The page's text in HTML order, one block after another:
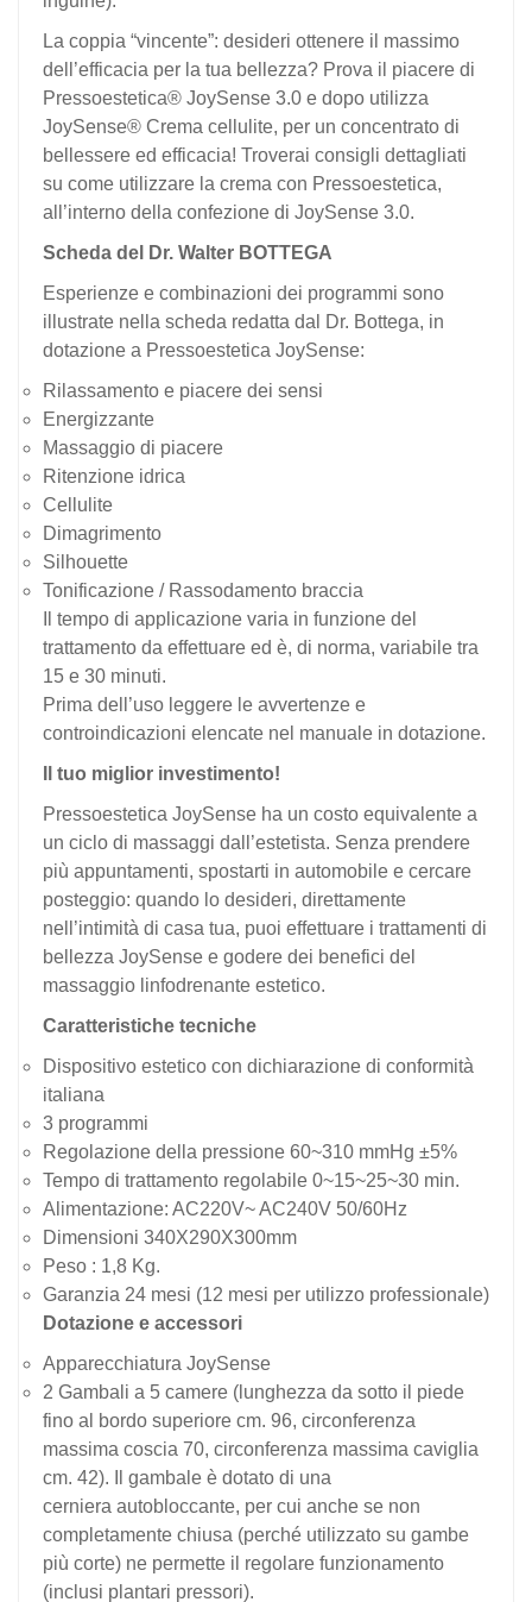
La coppia “vincente”: desideri ottenere il massimo
dell’efficacia per la tua bellezza? Prova il piacere di
Pressoestetica® JoySense 3.0 e dopo utilizza
JoySense® Crema cellulite, per un concentrato di
bellessere ed efficacia! Troverai consigli dettagliati
su come utilizzare la crema con Pressoestetica,
all’interno della confezione di JoySense 3.0.
Scheda del Dr. Walter BOTTEGA
Esperienze e combinazioni dei programmi sono
illustrate nella scheda redatta dal Dr. Bottega, in
dotazione a Pressoestetica JoySense:
Rilassamento e piacere dei sensi
Energizzante
Massaggio di piacere
Ritenzione idrica
Cellulite
Dimagrimento
Silhouette
Tonificazione / Rassodamento braccia
Il tempo di applicazione varia in funzione del
trattamento da effettuare ed è, di norma, variabile tra
15 e 30 minuti.
Prima dell’uso leggere le avvertenze e
controindicazioni elencate nel manuale in dotazione.
Il tuo miglior investimento!
Pressoestetica JoySense ha un costo equivalente a
un ciclo di massaggi dall’estetista. Senza prendere
più appuntamenti, spostarti in automobile e cercare
posteggio: quando lo desideri, direttamente
nell’intimità di casa tua, puoi effettuare i trattamenti di
bellezza JoySense e godere dei benefici del
massaggio linfodrenante estetico.
Caratteristiche tecniche
Dispositivo estetico con dichiarazione di conformità
italiana
3 programmi
Regolazione della pressione 60~310 mmHg ±5%
Tempo di trattamento regolabile 0~15~25~30 min.
Alimentazione: AC220V~ AC240V 50/60Hz
Dimensioni 340X290X300mm
Peso : 1,8 Kg.
Garanzia 24 mesi (12 mesi per utilizzo professionale)
Dotazione e accessori
Apparecchiatura JoySense
2 Gambali a 5 camere (lunghezza da sotto il piede
fino al bordo superiore cm. 96, circonferenza
massima coscia 70, circonferenza massima caviglia
cm. 42). Il gambale è dotato di una
cerniera autobloccante, per cui anche se non
completamente chiusa (perché utilizzato su gambe
più corte) ne permette il regolare funzionamento
(inclusi plantari pressori).